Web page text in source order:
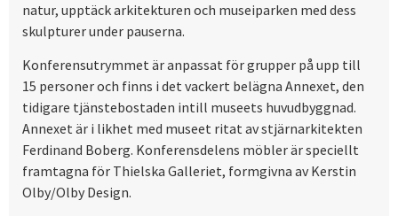
natur, upptäck arkitekturen och museiparken med dess
skulpturer under pauserna.
Konferensutrymmet är anpassat för grupper på upp till
15 personer och finns i det vackert belägna Annexet, den
tidigare tjänstebostaden intill museets huvudbyggnad.
Annexet är i likhet med museet ritat av stjärnarkitekten
Ferdinand Boberg. Konferensdelens möbler är speciellt
framtagna för Thielska Galleriet, formgivna av Kerstin
Olby/Olby Design.